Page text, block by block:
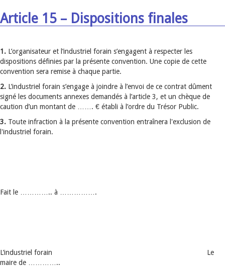
Article 15 – Dispositions finales
1. L’organisateur et l’industriel forain s’engagent à respecter les
dispositions définies par la présente convention. Une copie de cette
convention sera remise à chaque partie.
2. L’industriel forain s’engage à joindre à l’envoi de ce contrat dûment
signé les documents annexes demandés à l’article 3, et un chèque de
caution d’un montant de ……. € établi à l’ordre du Trésor Public.
3. Toute infraction à la présente convention entraînera l'exclusion de
l'industriel forain.
Fait le ………….. à …………….
L’industriel forain Le
maire de …………..